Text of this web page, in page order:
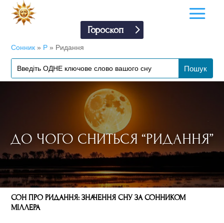
Гороскоп
Сонник » Р » Ридання
ДО ЧОГО СНИТЬСЯ “РИДАННЯ”
СОН ПРО РИДАННЯ: ЗНАЧЕННЯ СНУ ЗА СОННИКОМ
МІЛЛЕРА